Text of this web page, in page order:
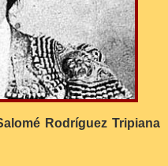
Rodríguez Tripiana